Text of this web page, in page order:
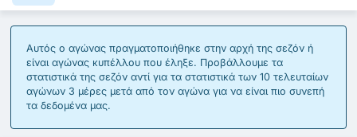
Αυτός ο αγώνας πραγματοποιήθηκε στην αρχή της σεζόν ή
είναι αγώνας κυπέλλου που έληξε. Προβάλλουμε τα
στατιστικά της σεζόν αντί για τα στατιστικά των 10 τελευταίων
αγώνων 3 μέρες μετά από τον αγώνα για να είναι πιο συνεπή
τα δεδομένα μας.